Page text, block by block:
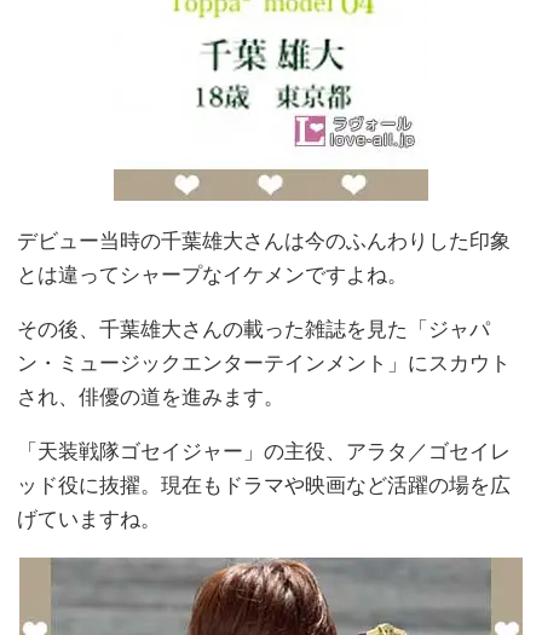
デビュー当時の千葉雄大さんは今のふんわりした印象
とは違ってシャープなイケメンですよね。
その後、千葉雄大さんの載った雑誌を見た「ジャパ
ン・ミュージックエンターテインメント」にスカウト
され、俳優の道を進みます。
「天装戦隊ゴセイジャー」の主役、アラタ／ゴセイレ
ッド役に抜擢。現在もドラマや映画など活躍の場を広
げていますね。